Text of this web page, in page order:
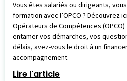
Vous êtes salariés ou dirigeants,
formation avec l’OPCO ? Découvrez
Opérateurs de Compétences (OPCO)
entamer vos démarches, vos
délais, avez-vous le droit à un
accompagnement.
Lire l'article